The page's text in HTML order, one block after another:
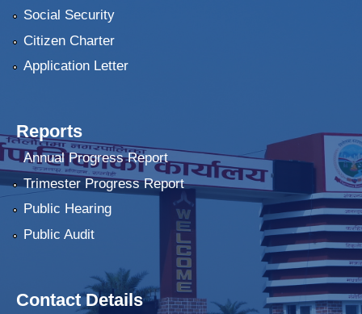
Social Security
Citizen Charter
Application Letter
Reports
Annual Progress Report
Trimester Progress Report
Public Hearing
Public Audit
Contact Details